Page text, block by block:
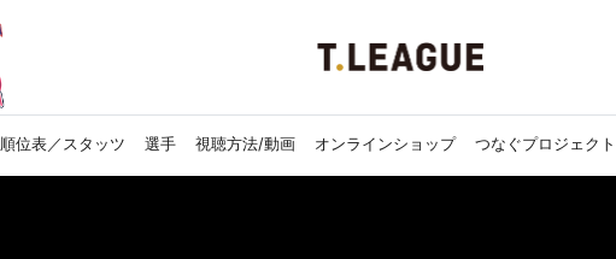
順位表／スタッツ 選手 視聴方法/動画 オンラインショップ つなぐプロジェクト